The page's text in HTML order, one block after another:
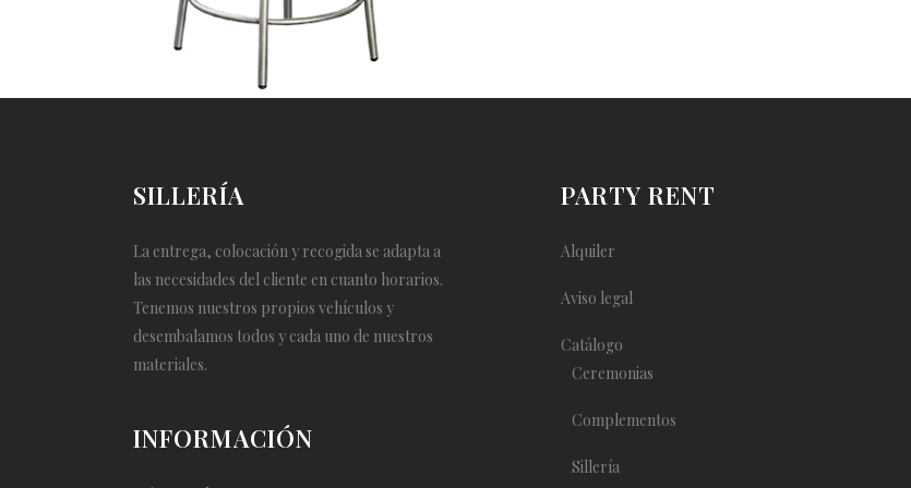
SILLERÍA
La entrega, colocación y recogida se adapta a
las necesidades del cliente en cuanto horarios.
Tenemos nuestros propios vehículos y
desembalamos todos y cada uno de nuestros
materiales.
INFORMACIÓN
PARTY RENT
Alquiler
Aviso legal
Catálogo
Ceremonias
Complementos
Sillería